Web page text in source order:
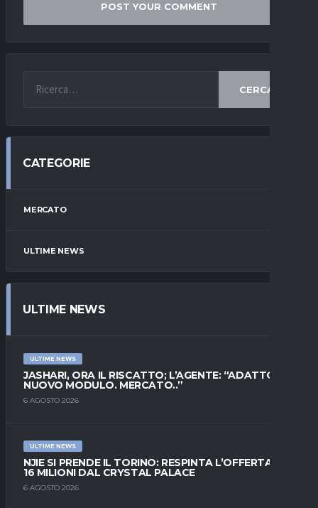
CERCA
CATEGORIE
MERCATO
ULTIME NEWS
ULTIME NEWS
ULTIME NEWS
JASHARI, ORA IL RISCATTO; L’AGENTE: “ADATTO AL
NUOVO MODULO. MERCATO..”
6 AGOSTO 2026
ULTIME NEWS
NJIE SI PRENDE IL TORINO: RESPINTA L’OFFERTA DI
16 MILIONI DAL CRYSTAL PALACE
6 AGOSTO 2026